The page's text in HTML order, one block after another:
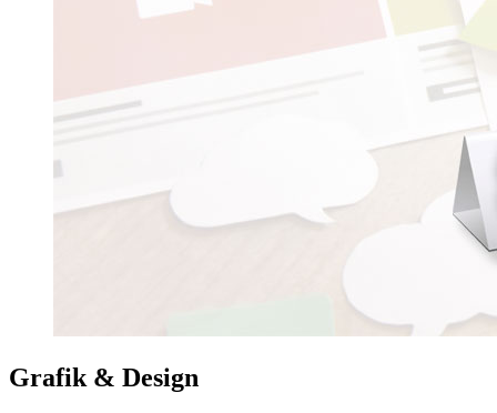
Grafik & Design